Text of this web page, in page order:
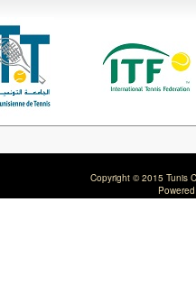
Copyright © 2015 Tunis